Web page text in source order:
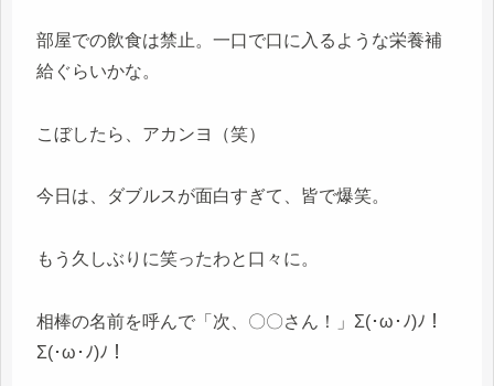
部屋での飲食は禁止。一口で口に入るような栄養補
給ぐらいかな。
こぼしたら、アカンヨ（笑）
今日は、ダブルスが面白すぎて、皆で爆笑。
もう久しぶりに笑ったわと口々に。
相棒の名前を呼んで「次、〇〇さん！」Σ(･ω･ﾉ)ﾉ！
Σ(･ω･ﾉ)ﾉ！